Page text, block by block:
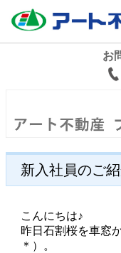
お
新入社員のご
こんにちは♪
昨日石割桜を車窓
＊）。